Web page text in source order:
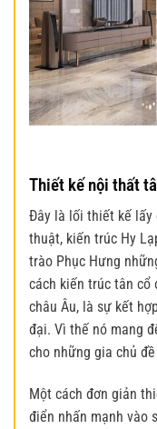
Thiết kế nội thất
Đây là lối thiết kế lấy
thuật, kiến trúc Hy
trào Phục Hưng
cách kiến trúc tân cổ
châu Âu, là sự kết
đại. Vì thế nó mang
cho những gia chủ
Một cách đơn giản
điển nhấn mạnh vào